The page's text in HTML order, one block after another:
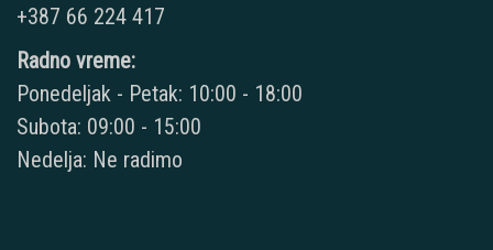
+387 66 224 417
Radno vreme:
Ponedeljak - Petak: 10:00 - 18:00
Subota: 09:00 - 15:00
Nedelja: Ne radimo